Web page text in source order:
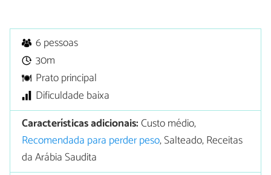
6 pessoas
30m
Prato principal
Dificuldade baixa
Características adicionais:Custo médio,
Recomendada para perder peso, Salteado, Receitas
da Arábia Saudita